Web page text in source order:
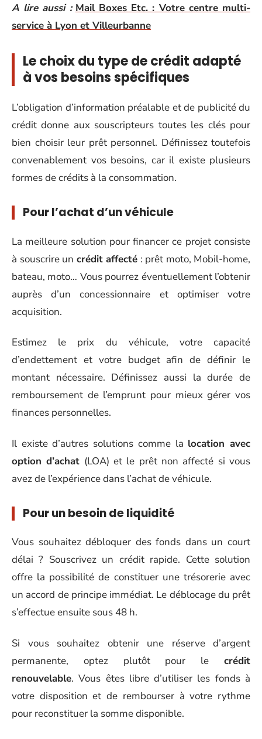
A lire aussi : Mail Boxes Etc. : Votre centre multi-
service à Lyon et Villeurbanne
Le choix du type de crédit adapté
à vos besoins spécifiques
L’obligation d’information préalable et de publicité du
crédit donne aux souscripteurs toutes les clés pour
bien choisir leur prêt personnel. Définissez toutefois
convenablement vos besoins, car il existe plusieurs
formes de crédits à la consommation.
Pour l’achat d’un véhicule
La meilleure solution pour financer ce projet consiste
à souscrire un crédit affecté : prêt moto, Mobil-home,
bateau, moto… Vous pourrez éventuellement l’obtenir
auprès d’un concessionnaire et optimiser votre
acquisition.
Estimez le prix du véhicule, votre capacité
d’endettement et votre budget afin de définir le
montant nécessaire. Définissez aussi la durée de
remboursement de l’emprunt pour mieux gérer vos
finances personnelles.
Il existe d’autres solutions comme la location avec
option d’achat (LOA) et le prêt non affecté si vous
avez de l’expérience dans l’achat de véhicule.
Pour un besoin de liquidité
Vous souhaitez débloquer des fonds dans un court
délai ? Souscrivez un crédit rapide. Cette solution
offre la possibilité de constituer une trésorerie avec
un accord de principe immédiat. Le déblocage du prêt
s’effectue ensuite sous 48 h.
Si vous souhaitez obtenir une réserve d’argent
permanente, optez plutôt pour le crédit
renouvelable. Vous êtes libre d’utiliser les fonds à
votre disposition et de rembourser à votre rythme
pour reconstituer la somme disponible.